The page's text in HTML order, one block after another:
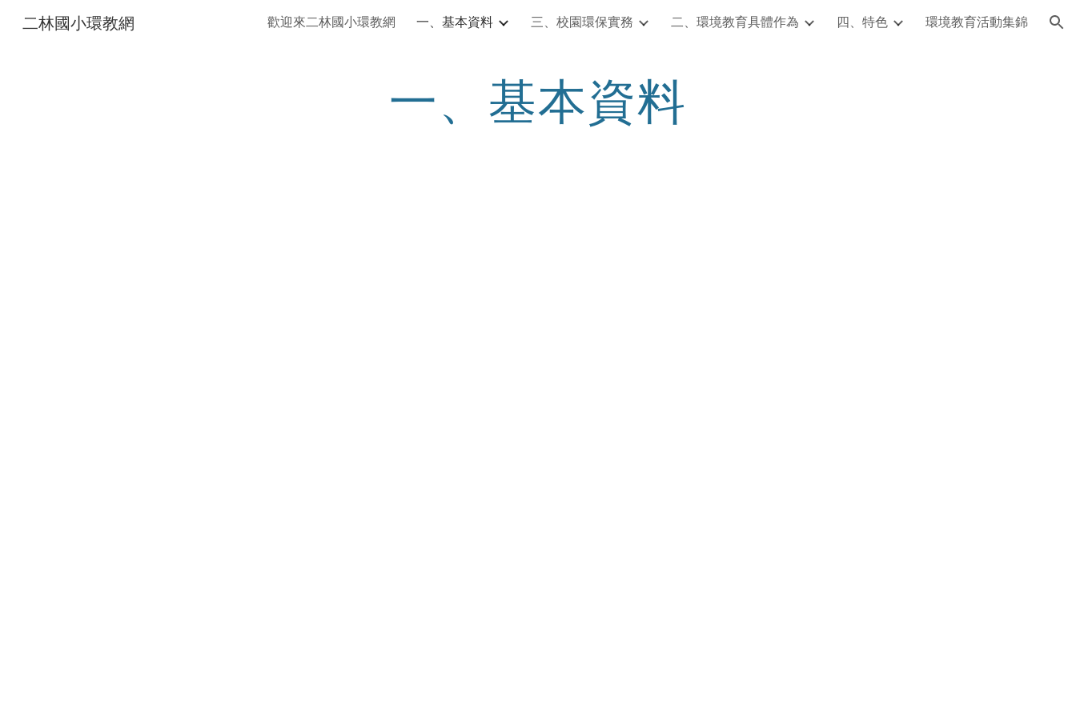
Skip to main content Skip to navigation
二林國小環教網 歡迎來二林國小環教網 一、基本資料 三、校園環保實務 二、環境教育具體作為 四、特色 環境教育活動集錦
一、基本資料